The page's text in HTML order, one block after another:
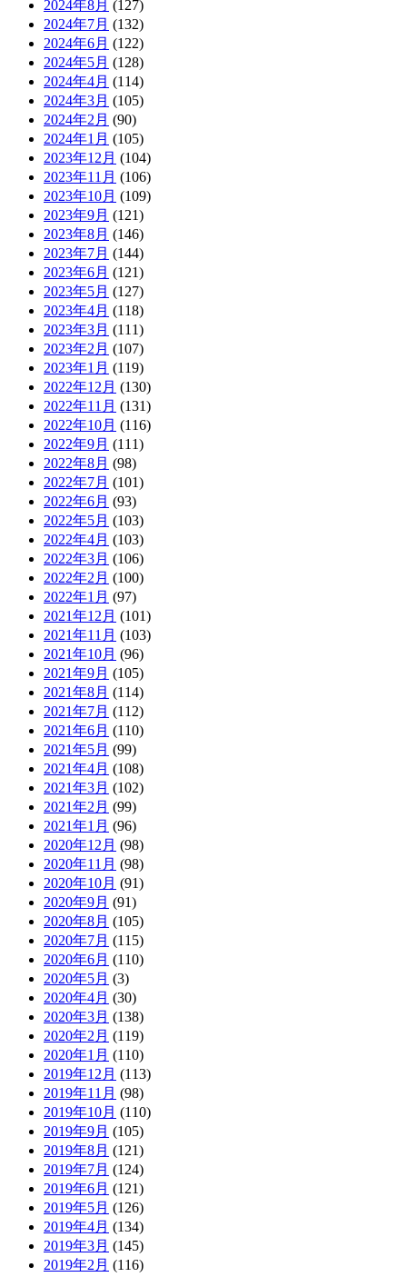
2024年8月 (127)
2024年7月 (132)
2024年6月 (122)
2024年5月 (128)
2024年4月 (114)
2024年3月 (105)
2024年2月 (90)
2024年1月 (105)
2023年12月 (104)
2023年11月 (106)
2023年10月 (109)
2023年9月 (121)
2023年8月 (146)
2023年7月 (144)
2023年6月 (121)
2023年5月 (127)
2023年4月 (118)
2023年3月 (111)
2023年2月 (107)
2023年1月 (119)
2022年12月 (130)
2022年11月 (131)
2022年10月 (116)
2022年9月 (111)
2022年8月 (98)
2022年7月 (101)
2022年6月 (93)
2022年5月 (103)
2022年4月 (103)
2022年3月 (106)
2022年2月 (100)
2022年1月 (97)
2021年12月 (101)
2021年11月 (103)
2021年10月 (96)
2021年9月 (105)
2021年8月 (114)
2021年7月 (112)
2021年6月 (110)
2021年5月 (99)
2021年4月 (108)
2021年3月 (102)
2021年2月 (99)
2021年1月 (96)
2020年12月 (98)
2020年11月 (98)
2020年10月 (91)
2020年9月 (91)
2020年8月 (105)
2020年7月 (115)
2020年6月 (110)
2020年5月 (3)
2020年4月 (30)
2020年3月 (138)
2020年2月 (119)
2020年1月 (110)
2019年12月 (113)
2019年11月 (98)
2019年10月 (110)
2019年9月 (105)
2019年8月 (121)
2019年7月 (124)
2019年6月 (121)
2019年5月 (126)
2019年4月 (134)
2019年3月 (145)
2019年2月 (116)